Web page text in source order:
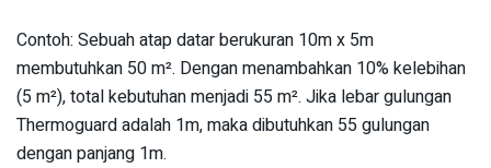
Contoh: Sebuah atap datar berukuran 10m x 5m
membutuhkan 50 m². Dengan menambahkan 10% kelebihan
(5 m²), total kebutuhan menjadi 55 m². Jika lebar gulungan
Thermoguard adalah 1m, maka dibutuhkan 55 gulungan
dengan panjang 1m.